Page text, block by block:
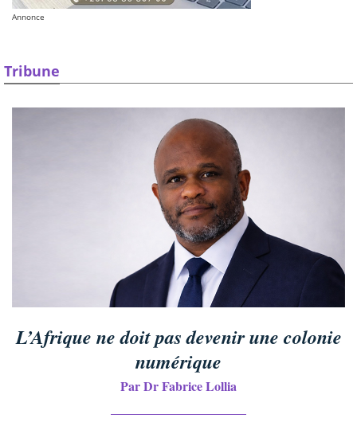
Annonce
Tribune
L’Afrique ne doit pas devenir une colonie
numérique
Par Dr Fabrice Lollia